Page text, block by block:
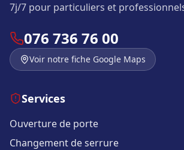
7j/7 pour particuliers et
076 736 76 00
Voir notre fiche Google Maps
Services
Ouverture de porte
Changement de serrure